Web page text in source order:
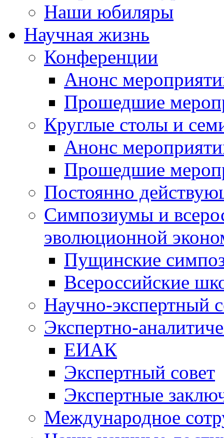
Наши юбиляры
Научная жизнь
Конференции
Анонс
Прошедшие
Круглые столы и
Анонс
Прошедшие
Постоянно
Симпозиумы и
эволюционной
Пущинские
Всероссийские
Научно-экспертный
Экспертно-
ЕИАК
Экспертный совет
Экспертные
Международное